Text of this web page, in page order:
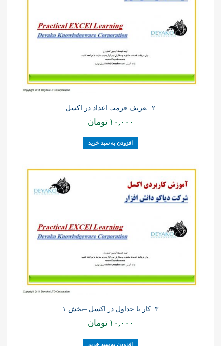
۲: تعریف فرمت اعداد در اکسل
۱۰,۰۰۰ تومان
افزودن به سبد خرید
۳: کار با جداول در اکسل –بخش ۱
۱۰,۰۰۰ تومان
افزودن به سبد خرید